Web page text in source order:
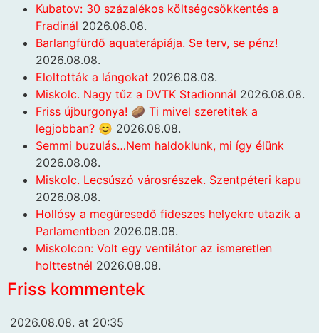
Kubatov: 30 százalékos költségcsökkentés a
Fradinál 2026.08.08.
Barlangfürdő aquaterápiája. Se terv, se pénz!
2026.08.08.
Eloltották a lángokat 2026.08.08.
Miskolc. Nagy tűz a DVTK Stadionnál 2026.08.08.
Friss újburgonya! 🥔 Ti mivel szeretitek a
legjobban? 😊 2026.08.08.
Semmi buzulás…Nem haldoklunk, mi így élünk
2026.08.08.
Miskolc. Lecsúszó városrészek. Szentpéteri kapu
2026.08.08.
Hollósy a megüresedő fideszes helyekre utazik a
Parlamentben 2026.08.08.
Miskolcon: Volt egy ventilátor az ismeretlen
holttestnél 2026.08.08.
Friss kommentek
2026.08.08. at 20:35